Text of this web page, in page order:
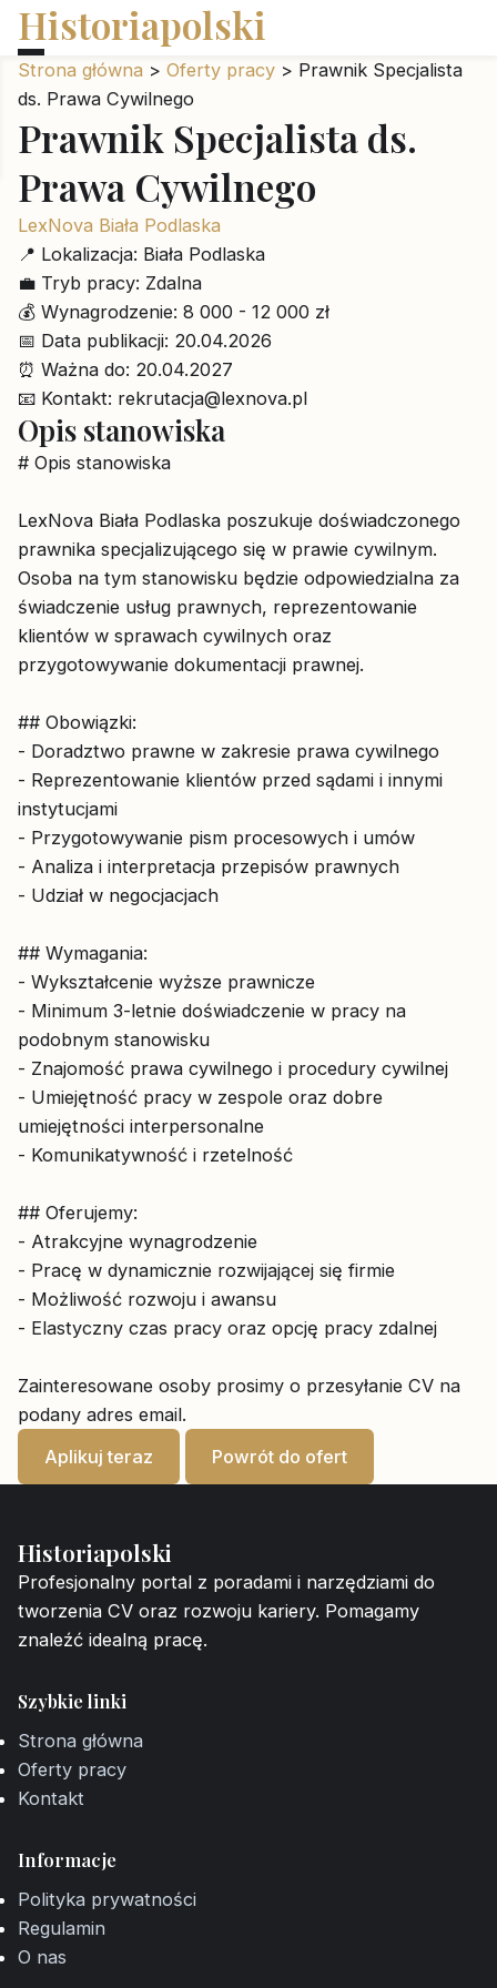
Historiapolski
Strona główna > Oferty pracy > Prawnik Specjalista
ds. Prawa Cywilnego
Prawnik Specjalista ds.
Prawa Cywilnego
LexNova Biała Podlaska
📍 Lokalizacja: Biała Podlaska
💼 Tryb pracy: Zdalna
💰 Wynagrodzenie: 8 000 - 12 000 zł
📅 Data publikacji: 20.04.2026
⏰ Ważna do: 20.04.2027
📧 Kontakt: rekrutacja@lexnova.pl
Opis stanowiska
# Opis stanowiska
LexNova Biała Podlaska poszukuje doświadczonego
prawnika specjalizującego się w prawie cywilnym.
Osoba na tym stanowisku będzie odpowiedzialna za
świadczenie usług prawnych, reprezentowanie
klientów w sprawach cywilnych oraz
przygotowywanie dokumentacji prawnej.
## Obowiązki:
- Doradztwo prawne w zakresie prawa cywilnego
- Reprezentowanie klientów przed sądami i innymi
instytucjami
- Przygotowywanie pism procesowych i umów
- Analiza i interpretacja przepisów prawnych
- Udział w negocjacjach
## Wymagania:
- Wykształcenie wyższe prawnicze
- Minimum 3-letnie doświadczenie w pracy na
podobnym stanowisku
- Znajomość prawa cywilnego i procedury cywilnej
- Umiejętność pracy w zespole oraz dobre
umiejętności interpersonalne
- Komunikatywność i rzetelność
## Oferujemy:
- Atrakcyjne wynagrodzenie
- Pracę w dynamicznie rozwijającej się firmie
- Możliwość rozwoju i awansu
- Elastyczny czas pracy oraz opcję pracy zdalnej
Zainteresowane osoby prosimy o przesyłanie CV na
podany adres email.
Aplikuj teraz
Powrót do ofert
Historiapolski
Profesjonalny portal z poradami i narzędziami do
tworzenia CV oraz rozwoju kariery. Pomagamy
znaleźć idealną pracę.
Szybkie linki
Strona główna
Oferty pracy
Kontakt
Informacje
Polityka prywatności
Regulamin
O nas